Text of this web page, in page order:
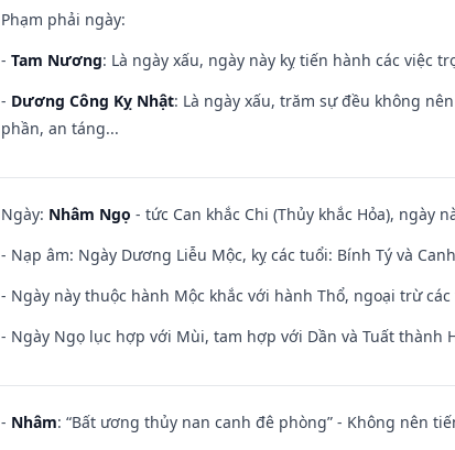
Phạm phải ngày:
- Tam Nương: Là ngày xấu, ngày này kỵ tiến hành các việc
- Dương Công Kỵ Nhật: Là ngày xấu, trăm sự đều không
phần, an táng...
Ngày: Nhâm Ngọ - tức Can khắc Chi (Thủy khắc Hỏa), ngày
- Nạp âm: Ngày Dương Liễu Mộc, kỵ các tuổi: Bính Tý và
- Ngày này thuộc hành Mộc khắc với hành Thổ, ngoại trừ
- Ngày Ngọ lục hợp với Mùi, tam hợp với Dần và Tuất thành
- Nhâm: “Bất ương thủy nan canh đê phòng” - Không nên